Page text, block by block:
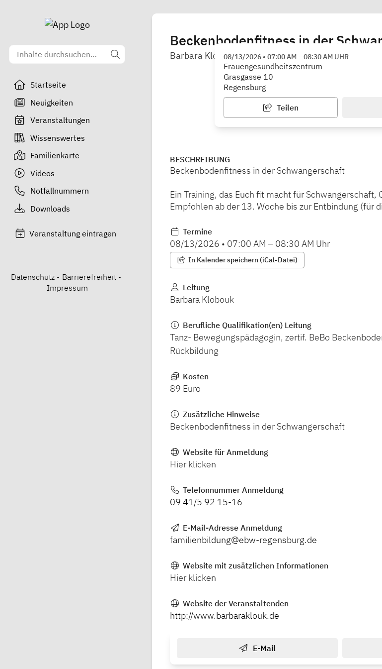
Startseite
Neuigkeiten
Veranstaltungen
Wissenswertes
Familienkarte
Videos
Notfallnummern
Downloads
Veranstaltung eintragen
Datenschutz • Barrierefreiheit •
Impressum
Beckenbodenfitness in der
Barbara Klobouk, Contemporary Mindbody
08/13/2026 • 07:00 AM–08:30 AM UHR
Frauengesundheitszentrum
Grasgasse 10
Regensburg
Teilen
BESCHREIBUNG
Beckenbodenfitness in der Schwangerschaft
Ein Training, das Euch fit macht für Schwangerschaft,
Empfohlen ab der 13. Woche bis zur Entbindung (für
Termine
08/13/2026 • 07:00 AM – 08:30 AM Uhr
In Kalender speichern (iCal-Datei)
Leitung
Barbara Klobouk
Berufliche Qualifikation(en) Leitung
Tanz- Bewegungspädagogin, zertif. BeBo
Rückbildung
Kosten
89 Euro
Zusätzliche Hinweise
Beckenbodenfitness in der Schwangerschaft
Website für Anmeldung
Hier klicken
Telefonnummer Anmeldung
09 41/5 92 15-16
E-Mail-Adresse Anmeldung
familienbildung@ebw-regensburg.de
Website mit zusätzlichen Informationen
Hier klicken
Website der Veranstaltenden
http://www.barbaraklouk.de
E-Mail